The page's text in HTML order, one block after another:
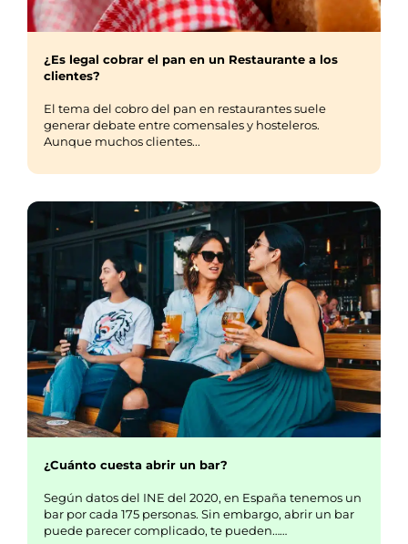
¿Es legal cobrar el pan en un Restaurante a los
clientes?
El tema del cobro del pan en restaurantes suele
generar debate entre comensales y hosteleros.
Aunque muchos clientes...
¿Cuánto cuesta abrir un bar?
Según datos del INE del 2020, en España tenemos un
bar por cada 175 personas. Sin embargo, abrir un bar
puede parecer complicado, te pueden……